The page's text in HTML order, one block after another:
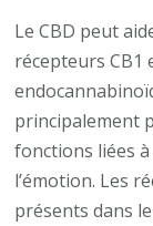
Le CBD peut
récepteurs CB1
principalement
fonctions liées
l’émotion. Les
présents dans